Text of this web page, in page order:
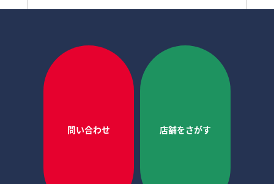
問い合わせ 店舗をさがす